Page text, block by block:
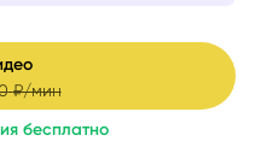
знание
и психологических
₽/мин
бесплатно